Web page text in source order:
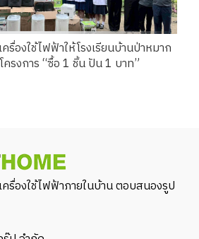
รื่องใช้ไฟฟ้าให้โรงเรียนบ้านป่าหมาก
รงการ “ซื้อ 1 ชิ้น ปัน 1 บาท”
ครื่องใช้ไฟฟ้าภายในบ้าน ตอบสนองรูป